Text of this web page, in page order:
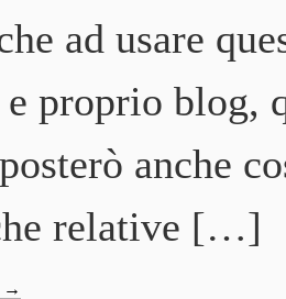
ad usare
e proprio blog,
anche
relative […]
→